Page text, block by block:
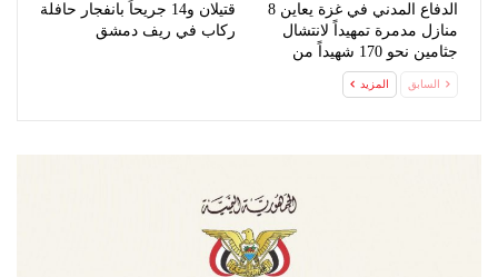
الدفاع المدني في غزة يعاين 8
منازل مدمرة تمهيداً لانتشال
جثامين نحو 170 شهيداً من
قتيلان و14 جريحاً بانفجار حافلة
ركاب في ريف دمشق
السابق المزيد